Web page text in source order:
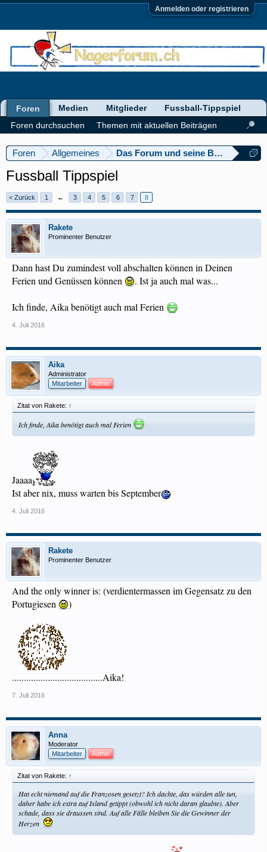
Anmelden oder registrieren
Foren Allgemeines Das Forum und seine Bedienung
Fussball Tippspiel
< Zurück 1 ← 3 4 5 6 7 8
Rakete
Prominenter Benutzer
Dann hast Du zumindest voll abschalten können in Deinen
Ferien und Genüssen können
. Ist ja auch mal was...
Ich finde, Aika benötigt auch mal Ferien
4. Juli 2016
Aika
Administrator
Mitarbeiter
Admin
Zitat von Rakete: ↑
Ich finde, Aika benötigt auch mal Ferien
Jaaaa
Ist aber nix, muss warten bis September
4. Juli 2016
Rakete
Prominenter Benutzer
And the only winner is: (verdientermassen im Gegensatz zu den
Portugiesen
)
......................................Aika!
7. Juli 2016
Anna
Moderator
Mitarbeiter
Admin
Zitat von Rakete: ↑
Hat echt niemand auf die Franzosen gesetzt? Ich dachte, das würden alle tun,
daher habe ich extra auf Island getippt (obwohl ich nicht daran glaubte). Aber
schade, dass sie draussen sind. Auf alle Fälle bleiben Sie die Gewinner der
Herzen
Foren
Foren durchsuchen
Themen mit aktuellen Beiträgen
Medien Mitglieder Fussball-Tippspiel